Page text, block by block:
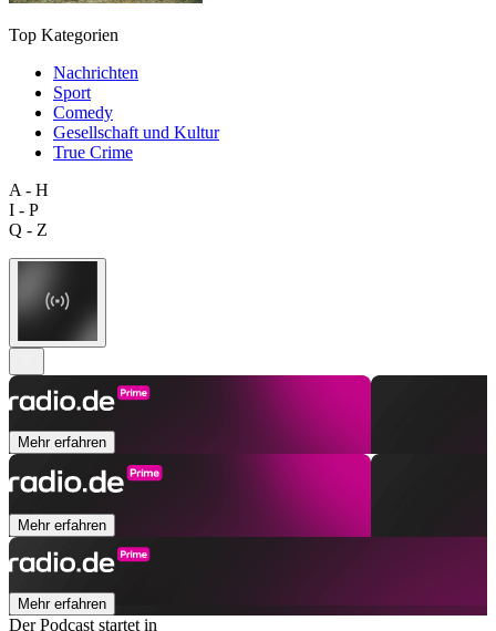
Top Kategorien
Nachrichten
Sport
Comedy
Gesellschaft und Kultur
True Crime
A - H
I - P
Q - Z
Mehr erfahren
Mehr erfahren
Mehr erfahren
Der Podcast startet in